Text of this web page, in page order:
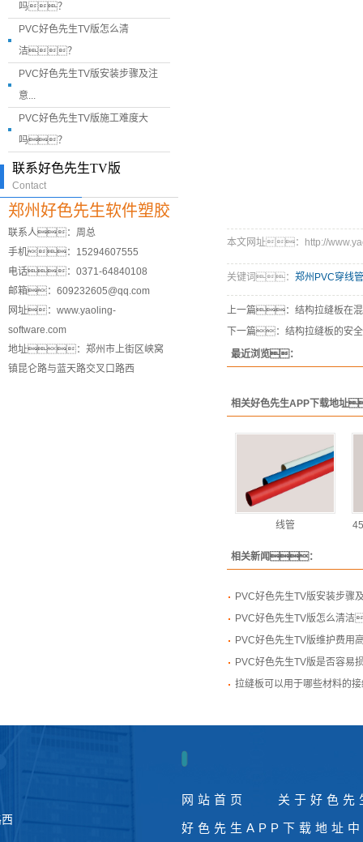
吗？
PVC好色先生TV版怎么清
洁？
PVC好色先生TV版安装步骤及注
意...
PVC好色先生TV版施工难度大
吗？
联系好色先生TV版
Contact
郑州好色先生软件塑胶
联系人：周总
手机：15294607555
电话：0371-64840108
邮箱：609232605@qq.com
网址：www.yaoling-
software.com
地址：郑州市上街区峡窝
镇昆仑路与蓝天路交叉口路西
本文网址：http://
关键词： 郑州PVC穿线管
上一篇： 结构拉缝板在
下一篇： 结构拉缝板的安
最近浏览：
相关好色先生APP下载地址
线管
相关新闻：
PVC好色先生TV版安装步
PVC好色先生TV版怎么
PVC好色先生TV版维护费
PVC好色先生TV版是否容
拉缝板可以用于哪些材料的
网站首页 关于好色
好色先生APP下载地址